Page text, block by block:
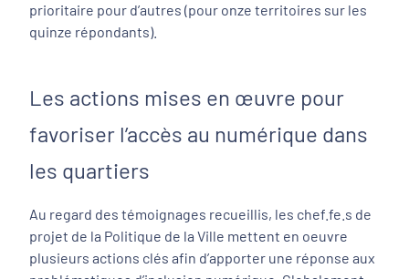
prioritaire pour d’autres (pour onze territoires sur les
quinze répondants).
Les actions mises en œuvre pour
favoriser l’accès au numérique dans
les quartiers
Au regard des témoignages recueillis, les chef.fe.s de
projet de la Politique de la Ville mettent en oeuvre
plusieurs actions clés afin d’apporter une réponse aux